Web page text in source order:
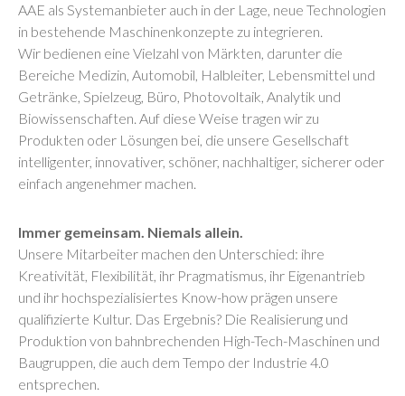
AAE als Systemanbieter auch in der Lage, neue Technologien
in bestehende Maschinenkonzepte zu integrieren.
Wir bedienen eine Vielzahl von Märkten, darunter die
Bereiche Medizin, Automobil, Halbleiter, Lebensmittel und
Getränke, Spielzeug, Büro, Photovoltaik, Analytik und
Biowissenschaften. Auf diese Weise tragen wir zu
Produkten oder Lösungen bei, die unsere Gesellschaft
intelligenter, innovativer, schöner, nachhaltiger, sicherer oder
einfach angenehmer machen.
Immer gemeinsam. Niemals allein.
Unsere Mitarbeiter machen den Unterschied: ihre
Kreativität, Flexibilität, ihr Pragmatismus, ihr Eigenantrieb
und ihr hochspezialisiertes Know-how prägen unsere
qualifizierte Kultur. Das Ergebnis? Die Realisierung und
Produktion von bahnbrechenden High-Tech-Maschinen und
Baugruppen, die auch dem Tempo der Industrie 4.0
entsprechen.